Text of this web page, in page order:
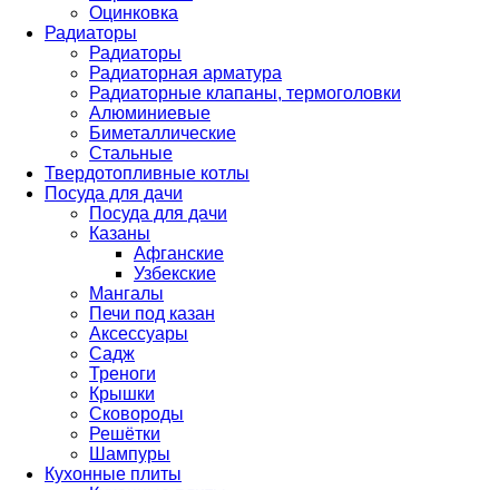
Оцинковка
Радиаторы
Радиаторы
Радиаторная арматура
Радиаторные клапаны, термоголовки
Алюминиевые
Биметаллические
Стальные
Твердотопливные котлы
Посуда для дачи
Посуда для дачи
Казаны
Афганские
Узбекские
Мангалы
Печи под казан
Аксессуары
Садж
Треноги
Крышки
Сковороды
Решётки
Шампуры
Кухонные плиты